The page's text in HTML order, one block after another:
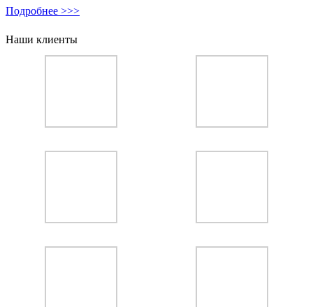
Подробнее >>>
Наши клиенты